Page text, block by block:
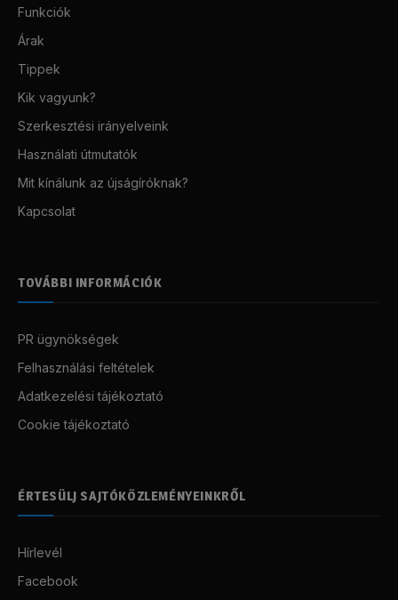
Funkciók
Árak
Tippek
Kik vagyunk?
Szerkesztési irányelveink
Használati útmutatók
Mit kínálunk az újságíróknak?
Kapcsolat
TOVÁBBI INFORMÁCIÓK
PR ügynökségek
Felhasználási feltételek
Adatkezelési tájékoztató
Cookie tájékoztató
ÉRTESÜLJ SAJTÓKÖZLEMÉNYEINKRŐL
Hírlevél
Facebook